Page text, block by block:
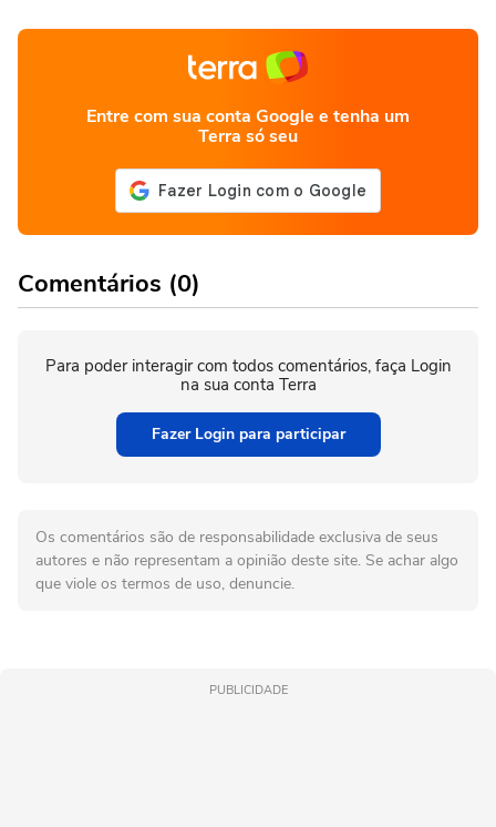
Entre com sua conta Google e tenha um
Terra só seu
Comentários (0)
Para poder interagir com todos comentários, faça Login
na sua conta Terra
Fazer Login para participar
Os comentários são de responsabilidade exclusiva de seus
autores e não representam a opinião deste site. Se achar algo
que viole os termos de uso, denuncie.
PUBLICIDADE